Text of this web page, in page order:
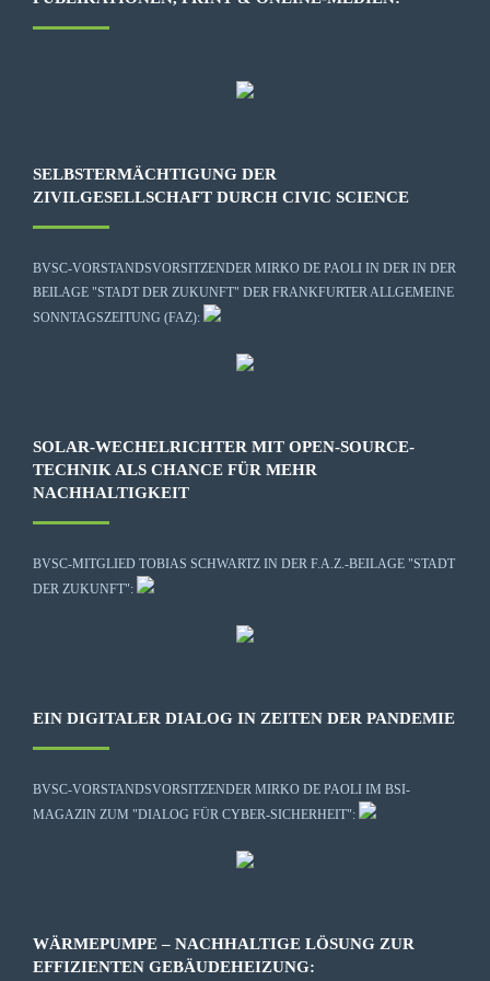
SELBSTERMÄCHTIGUNG DER
ZIVILGESELLSCHAFT DURCH CIVIC SCIENCE
BVSC-VORSTANDSVORSITZENDER MIRKO DE PAOLI IN DER IN DER
BEILAGE "STADT DER ZUKUNFT" DER FRANKFURTER ALLGEMEINE
SONNTAGSZEITUNG (FAZ):
SOLAR-WECHELRICHTER MIT OPEN-SOURCE-
TECHNIK ALS CHANCE FÜR MEHR
NACHHALTIGKEIT
BVSC-MITGLIED TOBIAS SCHWARTZ IN DER F.A.Z.-BEILAGE "STADT
DER ZUKUNFT":
EIN DIGITALER DIALOG IN ZEITEN DER PANDEMIE
BVSC-VORSTANDSVORSITZENDER MIRKO DE PAOLI IM BSI-
MAGAZIN ZUM "DIALOG FÜR CYBER-SICHERHEIT":
WÄRMEPUMPE – NACHHALTIGE LÖSUNG ZUR
EFFIZIENTEN GEBÄUDEHEIZUNG: